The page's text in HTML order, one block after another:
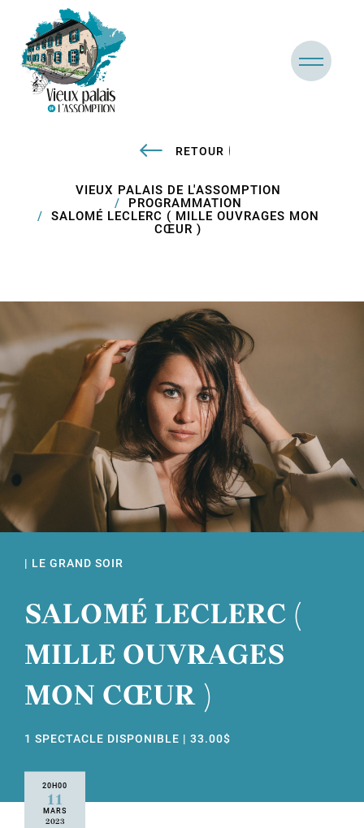
RETOUR
VIEUX PALAIS DE L'ASSOMPTION
PROGRAMMATION
SALOMÉ LECLERC ( MILLE OUVRAGES MON
CŒUR )
| LE GRAND SOIR
SALOMÉ LECLERC (
MILLE OUVRAGES
MON CŒUR )
1 SPECTACLE DISPONIBLE | 33.00$
20H00
11
MARS
2023